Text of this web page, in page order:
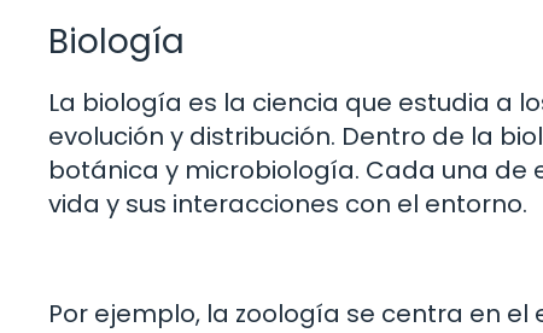
Biología
La biología es la ciencia que estudia a
evolución y distribución. Dentro de la
botánica y microbiología. Cada una de
vida y sus interacciones con el entorno.
Por ejemplo, la zoología se centra en